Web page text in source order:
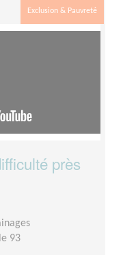
Exclusion & Pauvreté
près
93